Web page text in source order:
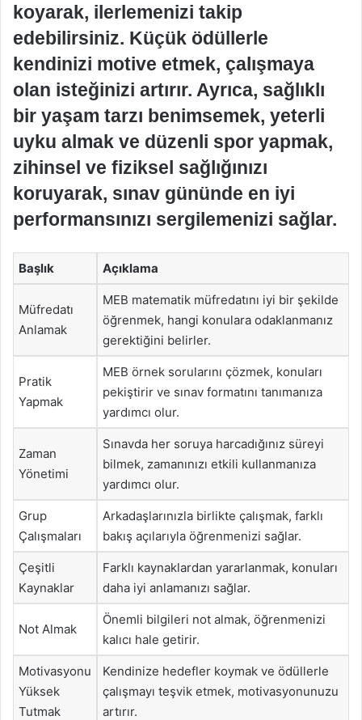
koyarak, ilerlemenizi takip
edebilirsiniz. Küçük ödüllerle
kendinizi motive etmek, çalışmaya
olan isteğinizi artırır. Ayrıca, sağlıklı
bir yaşam tarzı benimsemek, yeterli
uyku almak ve düzenli spor yapmak,
zihinsel ve fiziksel sağlığınızı
koruyarak, sınav gününde en iyi
performansınızı sergilemenizi sağlar.
Başlık Açıklama
Müfredatı
Anlamak
MEB matematik müfredatını iyi bir şekilde
öğrenmek, hangi konulara odaklanmanız
gerektiğini belirler.
Pratik
Yapmak
MEB örnek sorularını çözmek, konuları
pekiştirir ve sınav formatını tanımanıza
yardımcı olur.
Zaman
Yönetimi
Sınavda her soruya harcadığınız süreyi
bilmek, zamanınızı etkili kullanmanıza
yardımcı olur.
Grup
Çalışmaları
Arkadaşlarınızla birlikte çalışmak, farklı
bakış açılarıyla öğrenmenizi sağlar.
Çeşitli
Kaynaklar
Farklı kaynaklardan yararlanmak, konuları
daha iyi anlamanızı sağlar.
Not Almak
Önemli bilgileri not almak, öğrenmenizi
kalıcı hale getirir.
Motivasyonu
Yüksek
Tutmak
Kendinize hedefler koymak ve ödüllerle
çalışmayı teşvik etmek, motivasyonunuzu
artırır.